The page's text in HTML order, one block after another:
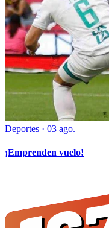
Deportes · 03 ago.
¡Emprenden vuelo!